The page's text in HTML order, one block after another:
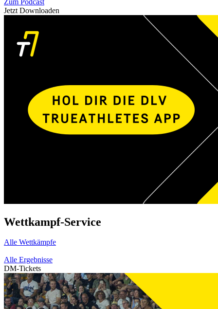
Jetzt Downloaden
Wettkampf-Service
Alle Wettkämpfe
Alle Ergebnisse
DM-Tickets